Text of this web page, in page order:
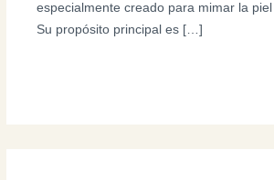
especialmente creado para mimar la
Su propósito principal es […]